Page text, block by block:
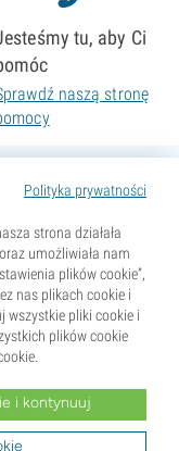
Polityka prywatności
strona działała
umożliwiała nam
plików cookie”,
nas plikach cookie i
wszystkie pliki cookie i
plików cookie
i kontynuuj
tu, aby Ci
naszą stronę
jest nielegalne w wielu krajach.
odpowiedzialności za działania